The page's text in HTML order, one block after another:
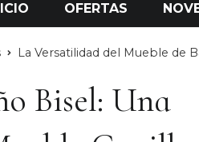
OFERTAS
La Versatilidad del Mueble de
Bisel: Una